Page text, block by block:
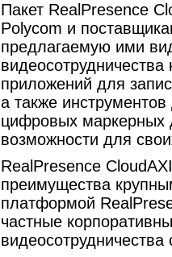
Пакет RealPresence
Polycom и
предлагаемую ими
приложений для
а также
цифровых маркерных
возможности для
RealPresence
преимущества
платформой
частные